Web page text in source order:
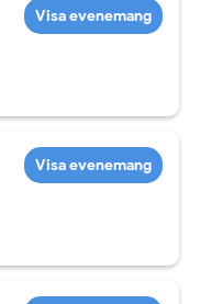
Visa evenemang
Visa evenemang